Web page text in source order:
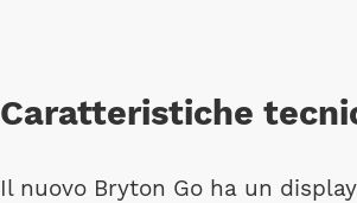
Caratteristiche
Il nuovo Bryton Go ha un